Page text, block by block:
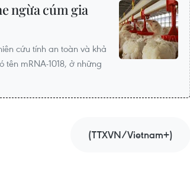
ngừa cúm gia
cứu tính an toàn và khả
mRNA-1018, ở những
(TTXVN/Vietnam+)